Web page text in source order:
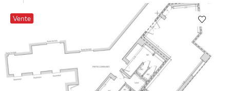
Vente